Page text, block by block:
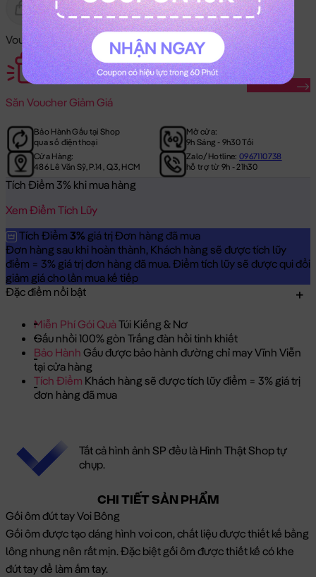
Gửi Tặng Hết Hàng
Voucher Mã Khuyến Mãi:
Săn Voucher Giảm Giá
Săn Ngay
Bảo Hành Gấu tại Shop
qua số điện thoại
Mở cửa:
9h Sáng - 9h30 Tối
Cửa Hàng:
486 Lê Văn Sỹ, P.14, Q.3, HCM
Zalo/Hotline:0967110738
hỗ trợ từ 9h - 21h30
Tích Điểm 3% khi mua hàng
Xem Điểm Tích Lũy
Tích Điểm 3% giá trị Đơn hàng đã mua
Đơn hàng sau khi hoàn thành, Khách hàng sẽ được tích lũy
điểm = 3% giá trị đơn hàng đã mua. Điểm tích lũy sẽ được qui đổi
giảm giá cho lần mua kế tiếp
Đặc điểm nổi bật
Miễn Phí Gói QuàTúi Kiếng & Nơ
Gấu nhồi 100% gòn Trắng đàn hồi tinh khiết
Bảo Hành Gấu được bảo hành đường chỉ may Vĩnh Viễn
tại cửa hàng
Tích Điểm Khách hàng sẽ được tích lũy điểm = 3% giá trị
đơn hàng đã mua
Tất cả hình ảnh SP đều là Hình Thật Shop tự
chụp.
CHI TIẾT SẢN PHẨM
Gối ôm đút tay Voi Bông
Gối ôm được tạo dáng hình voi con, chất liệu được thiết kế bằng
lông nhung nên rất mịn. Đặc biệt gối ôm được thiết kế có khe
đút tay để làm ấm tay.